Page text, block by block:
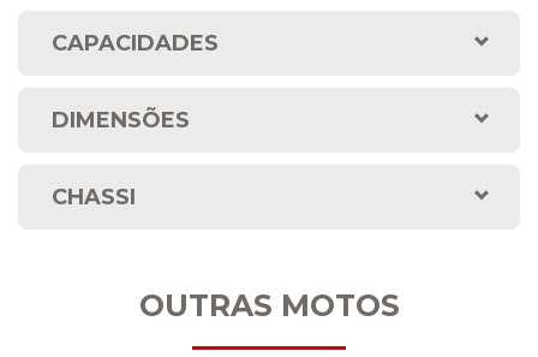
CAPACIDADES
DIMENSÕES
CHASSI
OUTRAS MOTOS